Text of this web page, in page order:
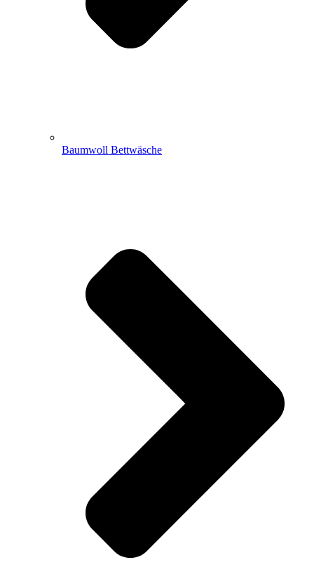
Baumwoll Bettwäsche